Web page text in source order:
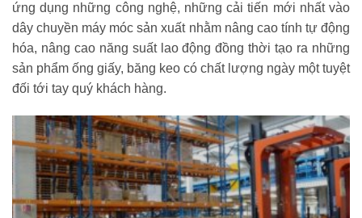
ứng dụng những công nghệ, những cải tiến mới nhất vào
dây chuyền máy móc sản xuất nhằm nâng cao tính tự động
hóa, nâng cao năng suất lao động đồng thời tạo ra những
sản phẩm ống giấy, băng keo có chất lượng ngày một tuyệt
đối tới tay quý khách hàng.